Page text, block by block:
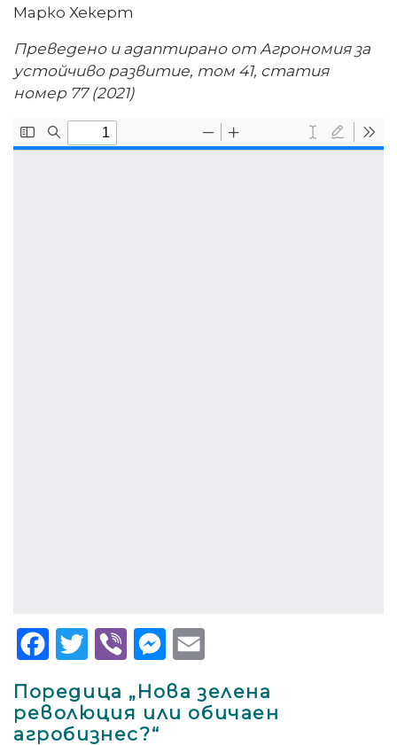
Марко Хекерт
Преведено и адаптирано от Агрономия за
устойчиво развитие, том 41, статия
номер 77 (2021)
FacebookTwitterViber Messenger
Поредица „Нова зелена
революция или обичаен
агробизнес?“